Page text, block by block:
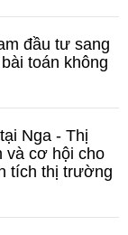
đầu tư sang
toán không
Nga - Thị
và cơ hội cho
tích thị trường